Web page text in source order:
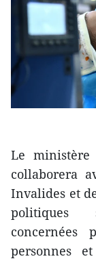
Le
collaborera
Invalides et
concernées
personnes